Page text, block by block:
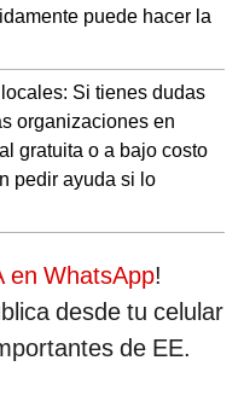
puede hacer la
Si tienes dudas
organizaciones en
gratuita o a bajo costo
pedir ayuda si lo
en WhatsApp!
desde tu celular
de EE.